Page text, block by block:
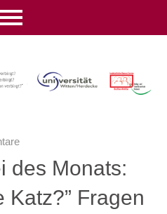
des Monats:
Katz?” Fragen